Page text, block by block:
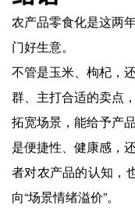
农产品零食化是这两
门好生意。
不管是玉米、枸杞，
群、主打合适的卖点
拓宽场景，能给予产
是便捷性、健康感，
者对农产品的认知，
向“场景情绪溢价”。